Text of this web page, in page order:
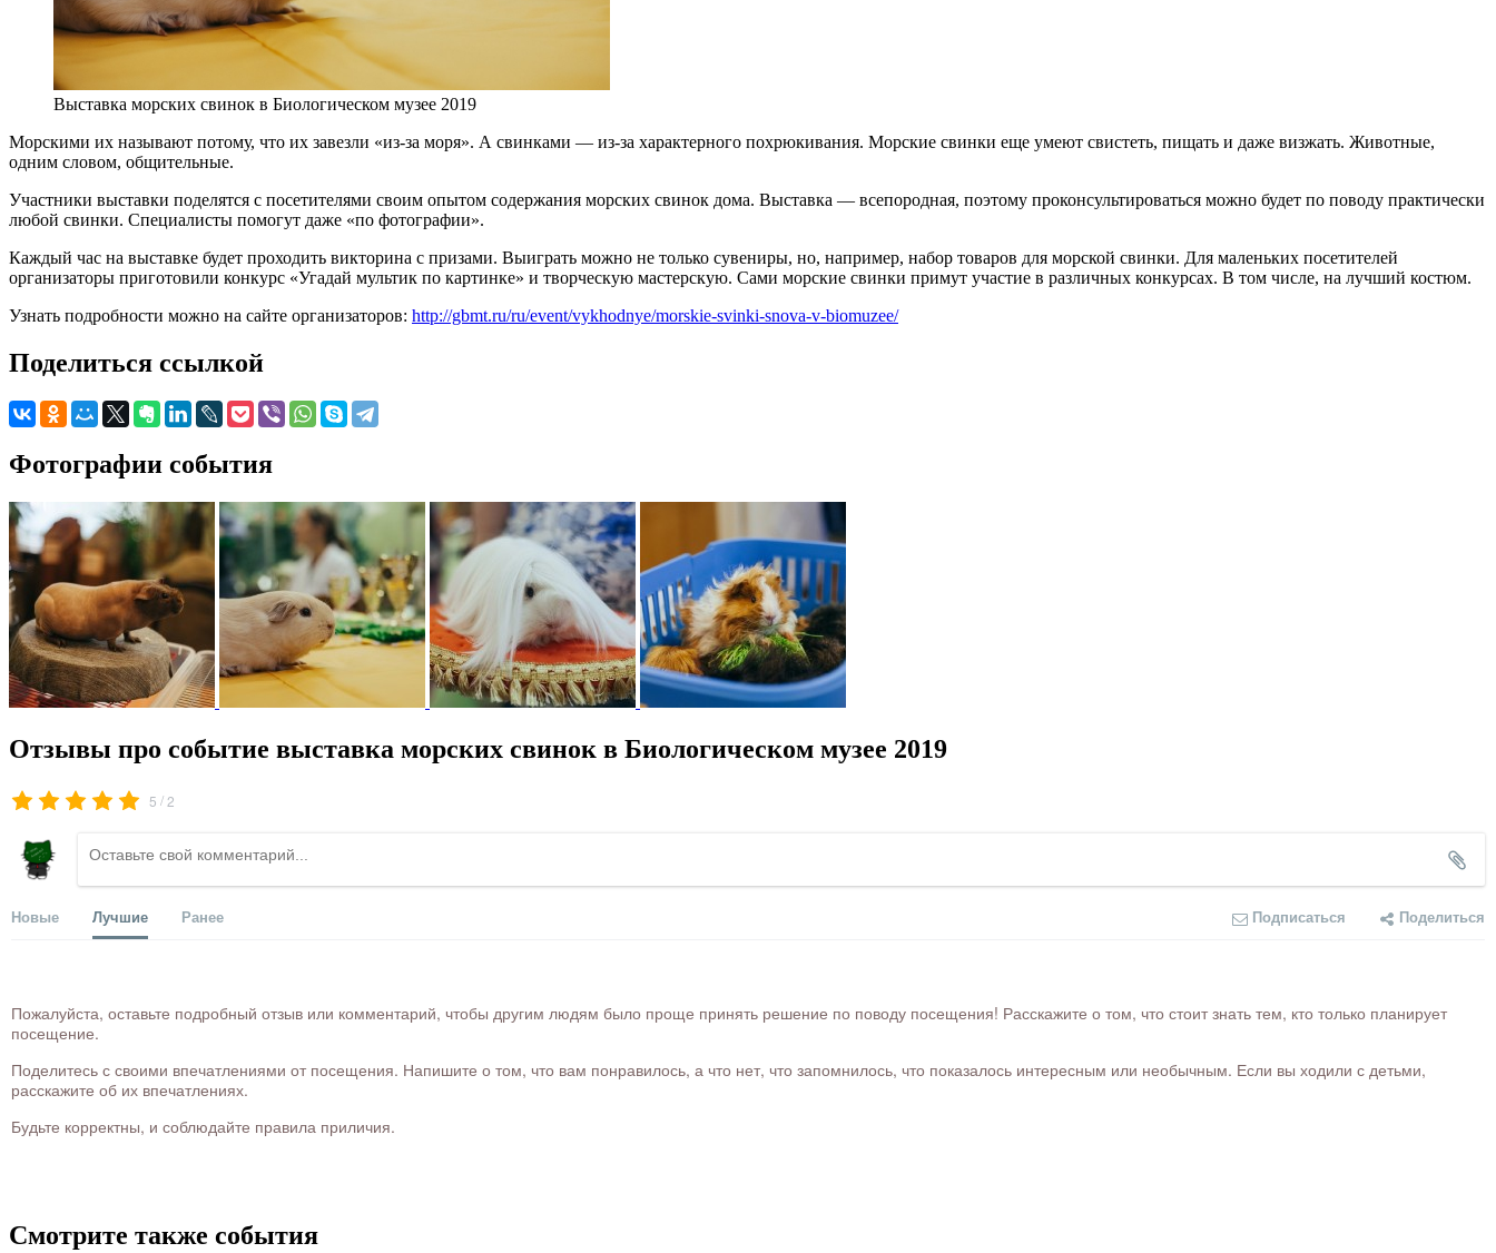
Выставка морских свинок в Биологическом музее 2019
Морскими их называют потому, что их завезли «из-за моря». А свинками — из-за характерного похрюкивания. Морские свинки еще умеют свистеть, пищать и даже визжать. Животные,
одним словом, общительные.
Участники выставки поделятся с посетителями своим опытом содержания морских свинок дома. Выставка — всепородная, поэтому проконсультироваться можно будет по поводу практически
любой свинки. Специалисты помогут даже «по фотографии».
Каждый час на выставке будет проходить викторина с призами. Выиграть можно не только сувениры, но, например, набор товаров для морской свинки. Для маленьких посетителей
организаторы приготовили конкурс «Угадай мультик по картинке» и творческую мастерскую. Сами морские свинки примут участие в различных конкурсах. В том числе, на лучший костюм.
Узнать подробности можно на сайте организаторов: http://gbmt.ru/ru/event/vykhodnye/morskie-svinki-snova-v-biomuzee/
Поделиться ссылкой
Фотографии события
Отзывы про событие выставка морских свинок в Биологическом музее 2019
5 /2
Новые Лучшие Ранее Подписаться Поделиться
Пожалуйста, оставьте подробный отзыв или комментарий, чтобы другим людям было проще принять решение по поводу посещения! Расскажите о том, что стоит знать тем, кто только планирует
посещение.
Поделитесь с своими впечатлениями от посещения. Напишите о том, что вам понравилось, а что нет, что запомнилось, что показалось интересным или необычным. Если вы ходили с детьми,
расскажите об их впечатлениях.
Будьте корректны, и соблюдайте правила приличия.
Смотрите также события